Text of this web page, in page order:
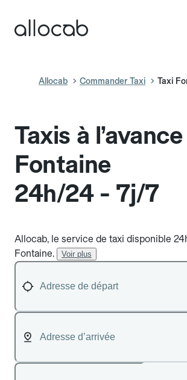
Allocab Commander Taxi Taxi
Taxis à
Fontaine
24h/24 - 7j/7
Allocab, le service de taxi disponible
Fontaine.
Voir plus